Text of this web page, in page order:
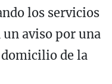
los servicios
aviso por una
de la